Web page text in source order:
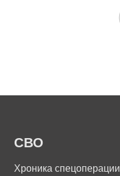
СВО
Хроника спецоперации